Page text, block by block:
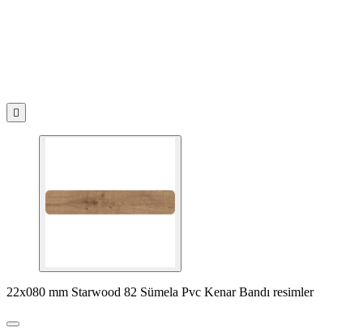

22x080 mm Starwood 82 Sümela Pvc Kenar Bandı resimler